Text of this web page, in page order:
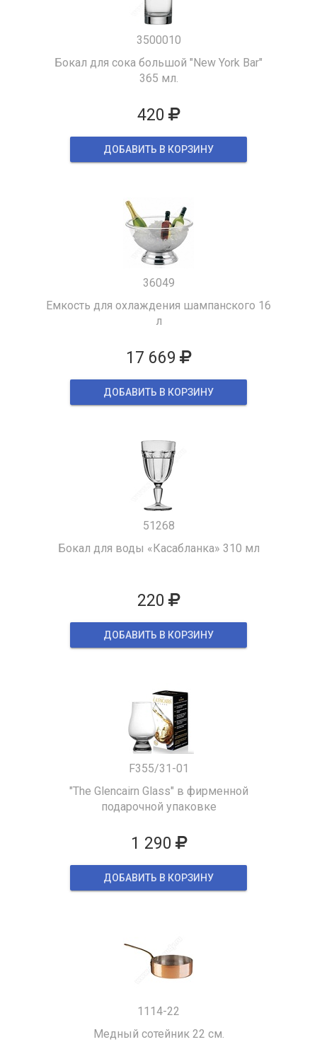
3500010
Бокал для сока большой "New York Bar"
365 мл.
420
ДОБАВИТЬ В КОРЗИНУ
36049
Емкость для охлаждения шампанского 16
л
17 669
ДОБАВИТЬ В КОРЗИНУ
51268
Бокал для воды «Касабланка» 310 мл
220
ДОБАВИТЬ В КОРЗИНУ
F355/31-01
"The Glencairn Glass" в фирменной
подарочной упаковке
1 290
ДОБАВИТЬ В КОРЗИНУ
1114-22
Медный сотейник 22 см.